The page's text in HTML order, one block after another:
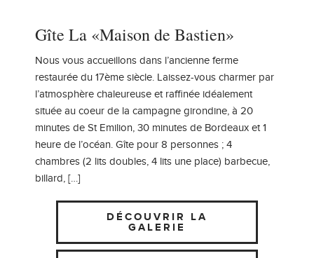
Gîte La «Maison de Bastien»
Nous vous accueillons dans l’ancienne ferme
restaurée du 17ème siècle. Laissez-vous charmer par
l’atmosphère chaleureuse et raffinée idéalement
située au coeur de la campagne girondine, à 20
minutes de St Emilion, 30 minutes de Bordeaux et 1
heure de l’océan. Gîte pour 8 personnes ; 4
chambres (2 lits doubles, 4 lits une place) barbecue,
billard, […]
DÉCOUVRIR LA
GALERIE